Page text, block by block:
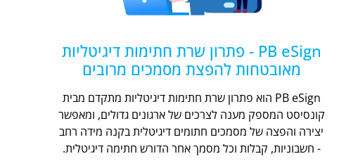
PB eSign - פתרון שרת חתימות דיגיטליות
מאובטחות להפצת מסמכים מרובים
PB eSign הוא פתרון שרת חתימות דיגיטליות מתקדם מבית
קונסיסט המספק מענה לצרכים של ארגונים גדולים, ומאפשר
יצירה והפצה של מסמכים חתומים דיגיטלית בקנה מידה רחב
- חשבוניות, קבלות וכל מסמך אחר הדורש חתימה דיגיטלית.